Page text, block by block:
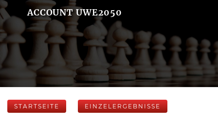
ACCOUNT UWE2050
STARTSEITE EINZELERGEBNISSE